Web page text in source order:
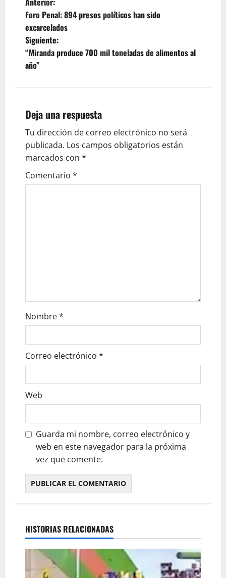
Foro Penal: 894 presos políticos han sido
excarcelados
Siguiente:
“Miranda produce 700 mil toneladas de alimentos al
año”
Deja una respuesta
Tu dirección de correo electrónico no será
publicada. Los campos obligatorios están
marcados con *
Comentario *
Nombre*
Correo electrónico *
Web
Guarda mi nombre, correo electrónico y
web en este navegador para la próxima
vez que comente.
HISTORIAS RELACIONADAS